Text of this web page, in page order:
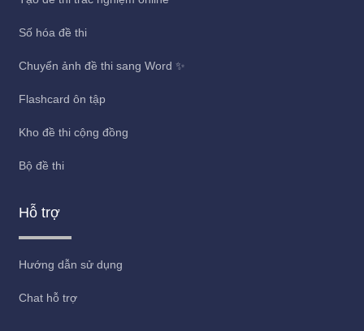
Số hóa đề thi
Chuyển ảnh đề thi sang Word ✨
Flashcard ôn tập
Kho đề thi cộng đồng
Bộ đề thi
Hỗ trợ
Hướng dẫn sử dụng
Chat hỗ trợ